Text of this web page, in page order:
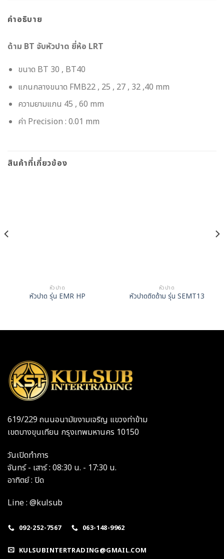
คำอธิบาย
ด้าม BT จับหัวปาด ยี่ห้อ LRT
ขนาด BT 30 , BT40
แกนกลางขนาด FMB22 , 25 , 27 , 32 ,40 mm
ความยามแกน 45 , 60 mm
ค่า Precision : 0.01 mm
สินค้าที่เกี่ยวข้อง
หัวปาด
หัวปาด รุ่น EMR HP
หัวปาด
หัวปาดติดด้าม รุ่น SEMT13
619/229 ถนนอนามัยงามเจริญ แขวงท่าข้าม
เขตบางขุนเทียน กรุงเทพมหานคร 10150
วันเปิดทำการ
จันทร์ - เสาร์ : 08:30 น. - 17:30 น.
อาทิตย์ : ปิด
Line : @kulsub
092-252-7567 063-148-9962
KULSUBINTERTRADING@GMAIL.COM